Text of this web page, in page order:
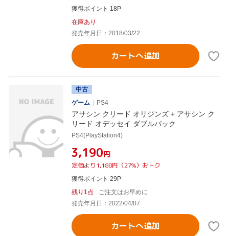
獲得ポイント 18P
在庫あり
発売年月日：2018/03/22
カートへ追加
中古
ゲーム
PS4
アサシン クリード オリジンズ + アサシン ク
リード オデッセイ ダブルパック
PS4(PlayStation4)
¥3,190円
定価より1,188円（27%）おトク
獲得ポイント 29P
残り1点
ご注文はお早めに
発売年月日：2022/04/07
カートへ追加